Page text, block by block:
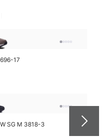
17
SG M 3818-3